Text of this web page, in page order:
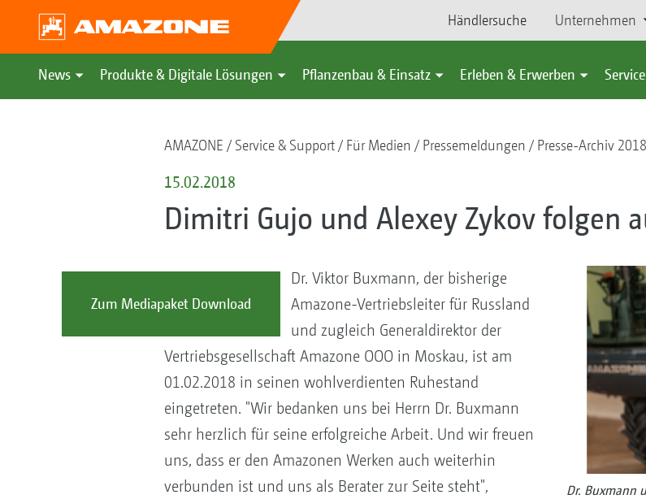
Händlersuche Unternehmen
News Produkte & Digitale Lösungen Pflanzenbau & Einsatz Erleben & Erwerben
AMAZONE Service & Support Für Medien Pressemeldungen Presse-Archiv 2018
15.02.2018
Dimitri Gujo und Alexey Zykov folgen
Zum Mediapaket Download
Dr. Buxmann
Dr. Viktor Buxmann, der bisherige
Amazone-Vertriebsleiter für Russland
und zugleich Generaldirektor der
Vertriebsgesellschaft Amazone OOO in Moskau, ist am
01.02.2018 in seinen wohlverdienten Ruhestand
eingetreten. "Wir bedanken uns bei Herrn Dr. Buxmann
sehr herzlich für seine erfolgreiche Arbeit. Und wir freuen
uns, dass er den Amazonen Werken auch weiterhin
verbunden ist und uns als Berater zur Seite steht",